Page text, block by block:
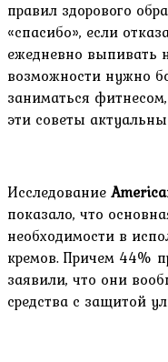
правил здорового
«спасибо», если
ежедневно выпивать
возможности нужно
заниматься
эти советы
Исследование
показало, что
необходимости в
кремов. Причем 44%
заявили, что они
средства с защитой